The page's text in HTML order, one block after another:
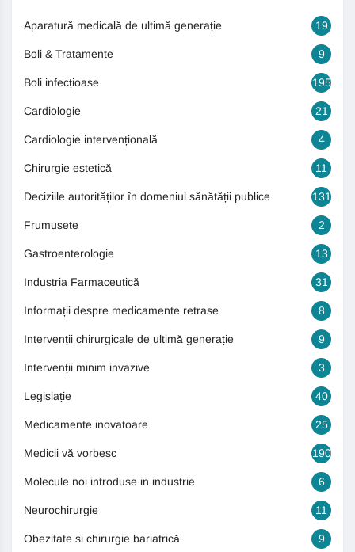
Aparatură medicală de ultimă generație 19
Boli & Tratamente 9
Boli infecțioase 195
Cardiologie 21
Cardiologie intervențională 4
Chirurgie estetică 11
Deciziile autorităților în domeniul sănătății publice 131
Frumusețe 2
Gastroenterologie 13
Industria Farmaceutică 31
Informații despre medicamente retrase 8
Intervenții chirurgicale de ultimă generație 9
Intervenții minim invazive 3
Legislație 40
Medicamente inovatoare 25
Medicii vă vorbesc 190
Molecule noi introduse in industrie 6
Neurochirurgie 11
Obezitate si chirurgie bariatrică 9